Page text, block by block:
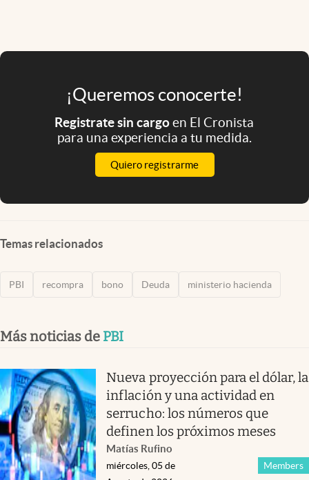
¡Queremos conocerte!
Registrate sin cargoen El Cronista
para una experiencia a tu medida.
Quiero registrarme
Temas relacionados
PBI recompra bono Deuda ministerio hacienda
Más noticias de PBI
Nueva proyección para el dólar, la
inflación y una actividad en
serrucho: los números que
definen los próximos meses
Matías Rufino
Members
miércoles, 05 de